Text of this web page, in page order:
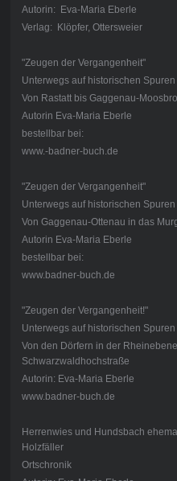
Autorin: Eva-Maria Eberle
Verlag: Klöpfer, Ottersweier
"Zeugen der Vergangenheit"
Unterwegs auf historischen Spuren
Von Rastatt bis Gaggenau-
Autorin Eva-Maria Eberle
bestellbar bei:
www.-badner-buch.de
"Zeugen der Vergangenheit"
Unterwegs auf historischen Spuren
Von Gaggenau-Ottenau in das
Autorin Eva-Maria Eberle
bestellbar bei:
www.badner-buch.de
"Zeugen der Vergangenheit!"
Unterwegs auf historischen Spuren
Von den Dörfern in der
Schwarzwaldhochstraße
Autorin: Eva-Maria Eberle
www.badner-buch.de
Herrenwies und Hundsbach
Holzfäller
Ortschronik